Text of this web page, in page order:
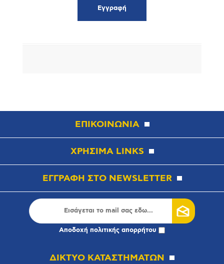
ΕΠΙΚΟΙΝΩΝΙΑ
ΧΡΗΣΙΜΑ LINKS
ΕΓΓΡΑΦΗ ΣΤΟ NEWSLETTER
Αποδοχή πολιτικής απορρήτου
ΔΙΚΤΥΟ ΚΑΤΑΣΤΗΜΑΤΩΝ